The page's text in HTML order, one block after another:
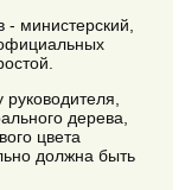
- министерский,
дерева,
цвета
должна быть